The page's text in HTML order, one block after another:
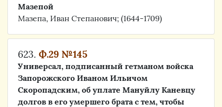
Мазепой
Мазепа, Иван Степанович; (1644-1709)
623. Ф.29 №145
Универсал, подписанный гетманом войска
Запорожского Иваном Ильичом
Скоропадским, об уплате Мануйлу Каневцу
долгов в его умершего брата с тем, чтобы